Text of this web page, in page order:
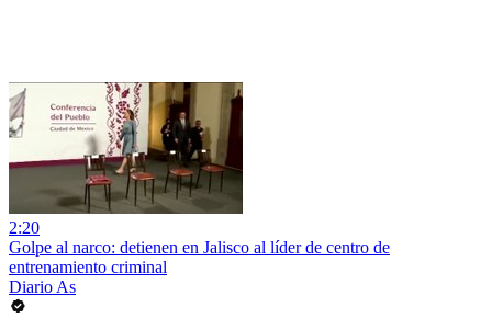
2:20
Golpe al narco: detienen en Jalisco al líder de centro de
entrenamiento criminal
Diario As